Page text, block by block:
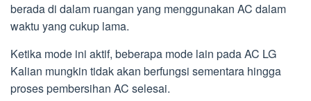
berada di dalam ruangan yang menggunakan AC dalam
waktu yang cukup lama.
Ketika mode ini aktif, beberapa mode lain pada AC LG
Kalian mungkin tidak akan berfungsi sementara hingga
proses pembersihan AC selesai.